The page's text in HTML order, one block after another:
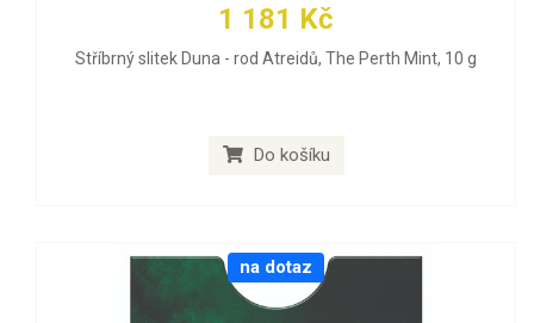
1 181 Kč
Stříbrný slitek Duna - rod Atreidů, The Perth Mint, 10 g
Do košíku
na dotaz